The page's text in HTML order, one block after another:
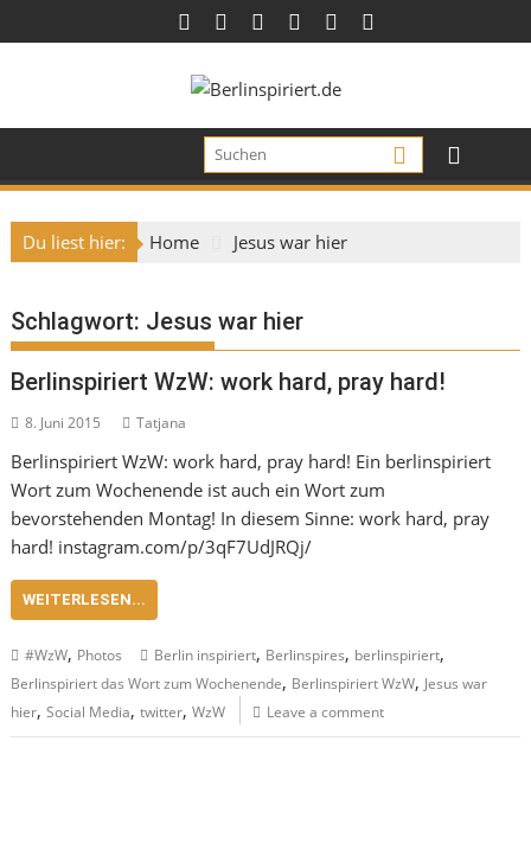
to
Du liest hier: Home Jesus war hier
Schlagwort: Jesus war hier
Berlinspiriert WzW: work hard, pray hard!
8. Juni 2015 Tatjana
Berlinspiriert WzW: work hard, pray hard! Ein berlinspiriert
Wort zum Wochenende ist auch ein Wort zum
bevorstehenden Montag! In diesem Sinne: work hard, pray
hard! instagram.com/p/3qF7UdJRQj/
WEITERLESEN...
#WzW, Photos Berlin inspiriert, Berlinspires, berlinspiriert,
Berlinspiriert das Wort zum Wochenende, Berlinspiriert WzW, Jesus war
hier,Social Media,twitter,WzW Leave a comment